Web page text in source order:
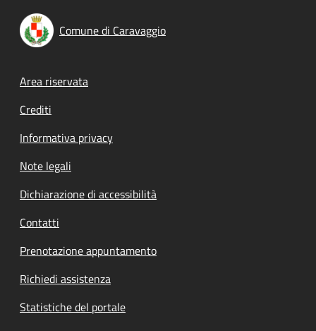
Comune di Caravaggio
Footer menu
Area riservata
Crediti
Informativa privacy
Note legali
Dichiarazione di accessibilità
Contatti
Prenotazione appuntamento
Richiedi assistenza
Statistiche del portale